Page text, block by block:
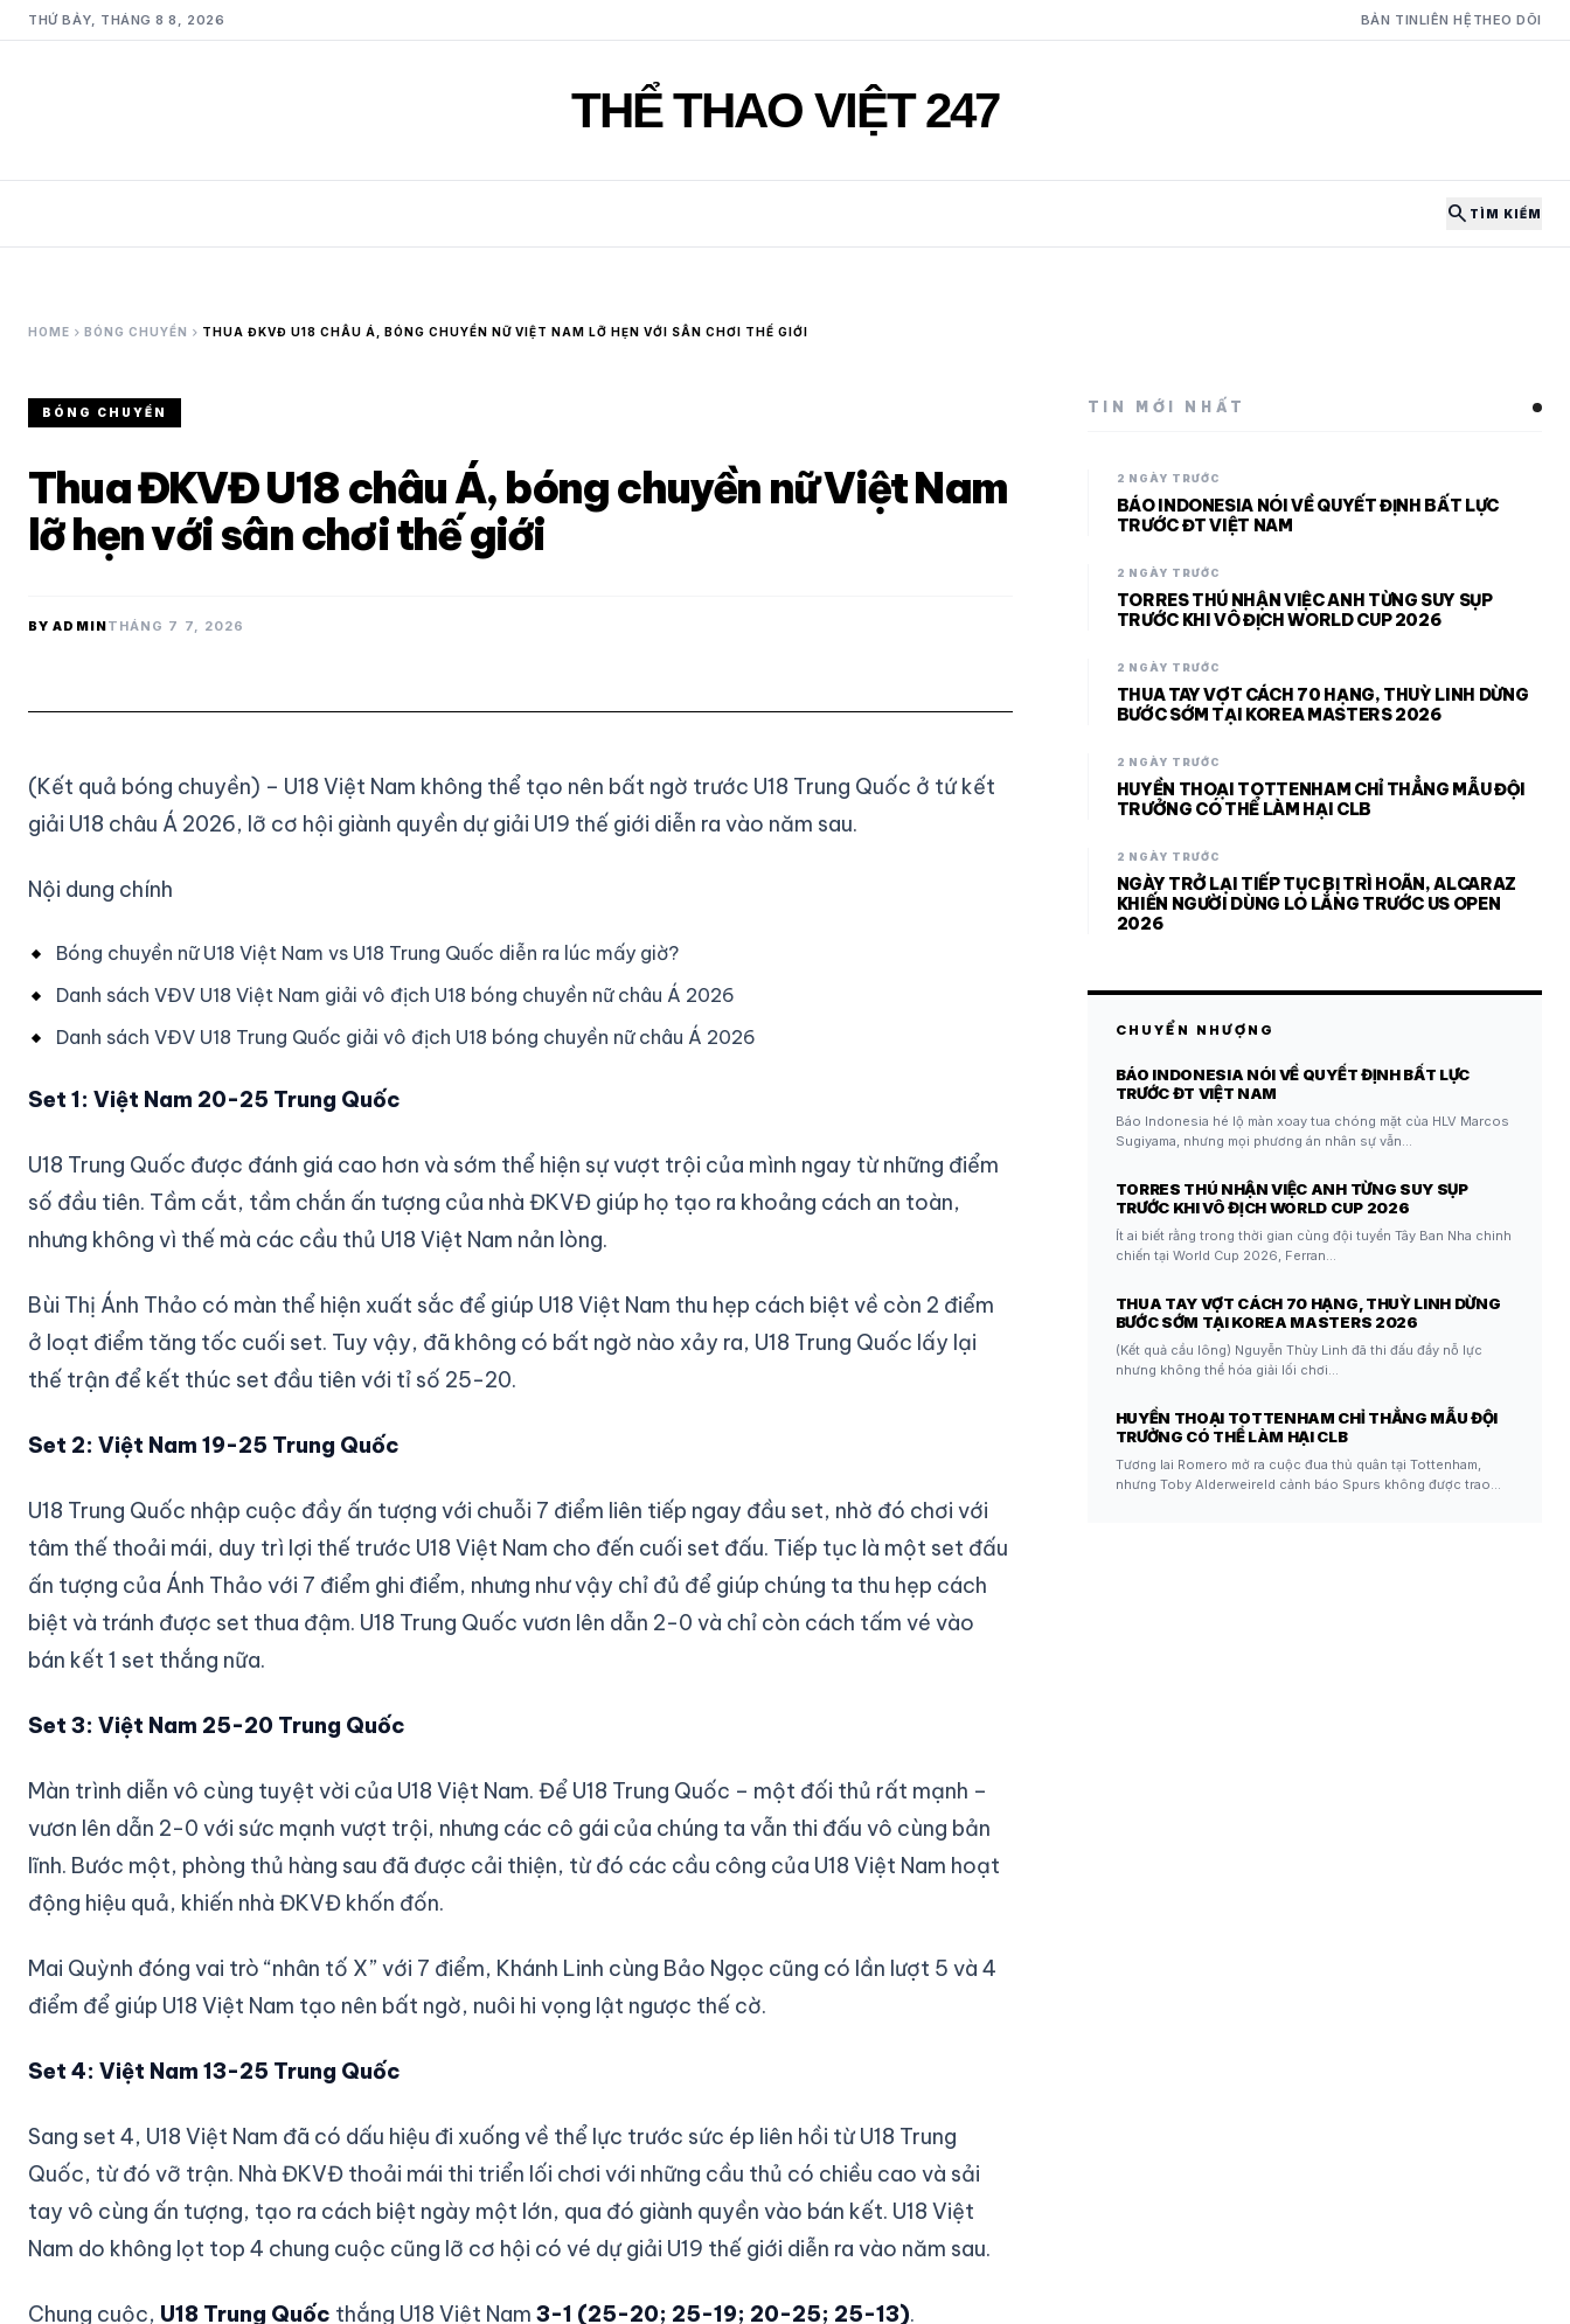
THỨ BẢY, THÁNG 8 8, 2026 BẢN TINLIÊN HỆ THEO DÕI
THỂ THAO VIỆT 247
search TÌM KIẾM
HOME chevron_right BÓNG CHUYỀN chevron_right THUA ĐKVĐ U18 CHÂU Á, BÓNG CHUYỀN NỮ VIỆT NAM LỠ HẸN VỚI SÂN CHƠI THẾ GIỚI
BÓNG CHUYỀN
Thua ĐKVĐ U18 châu Á, bóng chuyền nữ Việt Nam
lỡ hẹn với sân chơi thế giới
BY ADMINTHÁNG 7 7, 2026
(Kết quả bóng chuyền) – U18 Việt Nam không thể tạo nên bất ngờ trước U18 Trung Quốc ở tứ kết
giải U18 châu Á 2026, lỡ cơ hội giành quyền dự giải U19 thế giới diễn ra vào năm sau.
Nội dung chính
Bóng chuyền nữ U18 Việt Nam vs U18 Trung Quốc diễn ra lúc mấy giờ?
Danh sách VĐV U18 Việt Nam giải vô địch U18 bóng chuyền nữ châu Á 2026
Danh sách VĐV U18 Trung Quốc giải vô địch U18 bóng chuyền nữ châu Á 2026
Set 1: Việt Nam 20-25 Trung Quốc
U18 Trung Quốc được đánh giá cao hơn và sớm thể hiện sự vượt trội của mình ngay từ những điểm
số đầu tiên. Tầm cắt, tầm chắn ấn tượng của nhà ĐKVĐ giúp họ tạo ra khoảng cách an toàn,
nhưng không vì thế mà các cầu thủ U18 Việt Nam nản lòng.
Bùi Thị Ánh Thảo có màn thể hiện xuất sắc để giúp U18 Việt Nam thu hẹp cách biệt về còn 2 điểm
ở loạt điểm tăng tốc cuối set. Tuy vậy, đã không có bất ngờ nào xảy ra, U18 Trung Quốc lấy lại
thế trận để kết thúc set đầu tiên với tỉ số 25-20.
Set 2: Việt Nam 19-25 Trung Quốc
U18 Trung Quốc nhập cuộc đầy ấn tượng với chuỗi 7 điểm liên tiếp ngay đầu set, nhờ đó chơi với
tâm thế thoải mái, duy trì lợi thế trước U18 Việt Nam cho đến cuối set đấu. Tiếp tục là một set đấu
ấn tượng của Ánh Thảo với 7 điểm ghi điểm, nhưng như vậy chỉ đủ để giúp chúng ta thu hẹp cách
biệt và tránh được set thua đậm. U18 Trung Quốc vươn lên dẫn 2-0 và chỉ còn cách tấm vé vào
bán kết 1 set thắng nữa.
Set 3: Việt Nam 25-20 Trung Quốc
Màn trình diễn vô cùng tuyệt vời của U18 Việt Nam. Để U18 Trung Quốc – một đối thủ rất mạnh –
vươn lên dẫn 2-0 với sức mạnh vượt trội, nhưng các cô gái của chúng ta vẫn thi đấu vô cùng bản
lĩnh. Bước một, phòng thủ hàng sau đã được cải thiện, từ đó các cầu công của U18 Việt Nam hoạt
động hiệu quả, khiến nhà ĐKVĐ khốn đốn.
Mai Quỳnh đóng vai trò “nhân tố X” với 7 điểm, Khánh Linh cùng Bảo Ngọc cũng có lần lượt 5 và 4
điểm để giúp U18 Việt Nam tạo nên bất ngờ, nuôi hi vọng lật ngược thế cờ.
Set 4: Việt Nam 13-25 Trung Quốc
Sang set 4, U18 Việt Nam đã có dấu hiệu đi xuống về thể lực trước sức ép liên hồi từ U18 Trung
Quốc, từ đó vỡ trận. Nhà ĐKVĐ thoải mái thi triển lối chơi với những cầu thủ có chiều cao và sải
tay vô cùng ấn tượng, tạo ra cách biệt ngày một lớn, qua đó giành quyền vào bán kết. U18 Việt
Nam do không lọt top 4 chung cuộc cũng lỡ cơ hội có vé dự giải U19 thế giới diễn ra vào năm sau.
Chung cuộc, U18 Trung Quốc thắng U18 Việt Nam 3-1 (25-20; 25-19; 20-25; 25-13).
TIN MỚI NHẤT
2 NGÀY TRƯỚC
BÁO INDONESIA NÓI VỀ QUYẾT ĐỊNH BẤT LỰC
TRƯỚC ĐT VIỆT NAM
2 NGÀY TRƯỚC
TORRES THÚ NHẬN VIỆC ANH TỪNG SUY SỤP
TRƯỚC KHI VÔ ĐỊCH WORLD CUP 2026
2 NGÀY TRƯỚC
THUA TAY VỢT CÁCH 70 HẠNG, THUỲ LINH DỪNG
BƯỚC SỚM TẠI KOREA MASTERS 2026
2 NGÀY TRƯỚC
HUYỀN THOẠI TOTTENHAM CHỈ THẲNG MẪU ĐỘI
TRƯỞNG CÓ THỂ LÀM HẠI CLB
2 NGÀY TRƯỚC
NGÀY TRỞ LẠI TIẾP TỤC BỊ TRÌ HOÃN, ALCARAZ
KHIẾN NGƯỜI DÙNG LO LẮNG TRƯỚC US OPEN
2026
CHUYỂN NHƯỢNG
BÁO INDONESIA NÓI VỀ QUYẾT ĐỊNH BẤT LỰC
TRƯỚC ĐT VIỆT NAM
Báo Indonesia hé lộ màn xoay tua chóng mặt của HLV Marcos
Sugiyama, nhưng mọi phương án nhân sự vẫn…
TORRES THÚ NHẬN VIỆC ANH TỪNG SUY SỤP
TRƯỚC KHI VÔ ĐỊCH WORLD CUP 2026
Ít ai biết rằng trong thời gian cùng đội tuyển Tây Ban Nha chinh
chiến tại World Cup 2026, Ferran…
THUA TAY VỢT CÁCH 70 HẠNG, THUỲ LINH DỪNG
BƯỚC SỚM TẠI KOREA MASTERS 2026
(Kết quả cầu lông) Nguyễn Thùy Linh đã thi đấu đầy nỗ lực
nhưng không thể hóa giải lối chơi…
HUYỀN THOẠI TOTTENHAM CHỈ THẲNG MẪU ĐỘI
TRƯỞNG CÓ THỂ LÀM HẠI CLB
Tương lai Romero mở ra cuộc đua thủ quân tại Tottenham,
nhưng Toby Alderweireld cảnh báo Spurs không được trao…